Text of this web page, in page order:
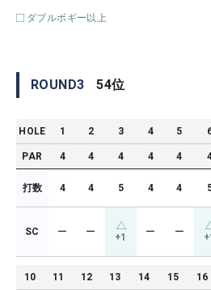
ダブルボギー以上
ROUND3 54位
HOLE 1 2 3 4 5
PAR 4 4 4 4 4
打数 4 4 5 4 4
SC ー ー +1 ー ー
10 11 12 13 14 15 16